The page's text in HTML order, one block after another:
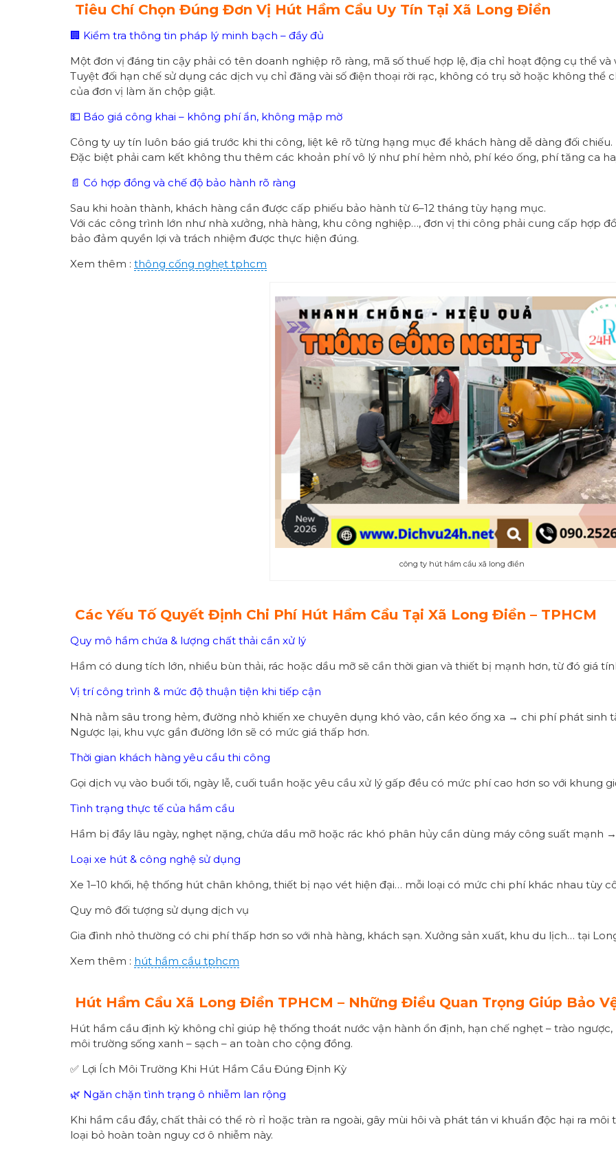
Tiêu Chí Chọn Đúng Đơn Vị Hút Hầm Cầu Uy Tín Tại Xã Long Điền
🏢 Kiểm tra thông tin pháp lý minh bạch – đầy đủ
Một đơn vị đáng tin cậy phải có tên doanh nghiệp rõ ràng, mã số thuế hợp lệ, địa chỉ hoạt động cụ thể
Tuyệt đối hạn chế sử dụng các dịch vụ chỉ đăng vài số điện thoại rời rạc, không có trụ sở hoặc không thể
của đơn vị làm ăn chộp giật.
💵 Báo giá công khai – không phí ẩn, không mập mờ
Công ty uy tín luôn báo giá trước khi thi công, liệt kê rõ từng hạng mục để khách hàng dễ dàng đối chiếu.
Đặc biệt phải cam kết không thu thêm các khoản phí vô lý như phí hẻm nhỏ, phí kéo ống, phí tăng ca
📄 Có hợp đồng và chế độ bảo hành rõ ràng
Sau khi hoàn thành, khách hàng cần được cấp phiếu bảo hành từ 6–12 tháng tùy hạng mục.
Với các công trình lớn như nhà xưởng, nhà hàng, khu công nghiệp…, đơn vị thi công phải cung cấp hợp
bảo đảm quyền lợi và trách nhiệm được thực hiện đúng.
Xem thêm : thông cống nghẹt tphcm
công ty hút hầm cầu xã long điền
Các Yếu Tố Quyết Định Chi Phí Hút Hầm Cầu Tại Xã Long Điền – TPHCM
Quy mô hầm chứa & lượng chất thải cần xử lý
Hầm có dung tích lớn, nhiều bùn thải, rác hoặc dầu mỡ sẽ cần thời gian và thiết bị mạnh hơn, từ đó giá
Vị trí công trình & mức độ thuận tiện khi tiếp cận
Nhà nằm sâu trong hẻm, đường nhỏ khiến xe chuyên dụng khó vào, cần kéo ống xa → chi phí phát sinh
Ngược lại, khu vực gần đường lớn sẽ có mức giá thấp hơn.
Thời gian khách hàng yêu cầu thi công
Gọi dịch vụ vào buổi tối, ngày lễ, cuối tuần hoặc yêu cầu xử lý gấp đều có mức phí cao hơn so với khung
Tình trạng thực tế của hầm cầu
Hầm bị đầy lâu ngày, nghẹt nặng, chứa dầu mỡ hoặc rác khó phân hủy cần dùng máy công suất mạnh
Loại xe hút & công nghệ sử dụng
Xe 1–10 khối, hệ thống hút chân không, thiết bị nạo vét hiện đại… mỗi loại có mức chi phí khác nhau tùy
Quy mô đối tượng sử dụng dịch vụ
Gia đình nhỏ thường có chi phí thấp hơn so với nhà hàng, khách sạn. Xưởng sản xuất, khu du lịch… tại
Xem thêm : hút hầm cầu tphcm
Hút Hầm Cầu Xã Long Điền TPHCM – Những Điều Quan Trọng Giúp Bảo
Hút hầm cầu định kỳ không chỉ giúp hệ thống thoát nước vận hành ổn định, hạn chế nghẹt – trào
môi trường sống xanh – sạch – an toàn cho cộng đồng.
✅ Lợi Ích Môi Trường Khi Hút Hầm Cầu Đúng Định Kỳ
🌿 Ngăn chặn tình trạng ô nhiễm lan rộng
Khi hầm cầu đầy, chất thải có thể rò rỉ hoặc tràn ra ngoài, gây mùi hôi và phát tán vi khuẩn độc hại ra
loại bỏ hoàn toàn nguy cơ ô nhiễm này.